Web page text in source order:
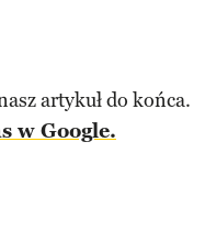
artykuł do końca.
w Google.